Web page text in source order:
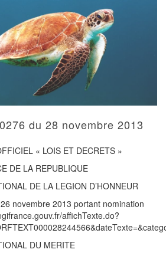
du 28 novembre 2013
« LOIS ET DECRETS »
DE LA REPUBLIQUE
DE LA LEGION D’HONNEUR
novembre 2013 portant nomination
affichTexte.do?
DU MERITE